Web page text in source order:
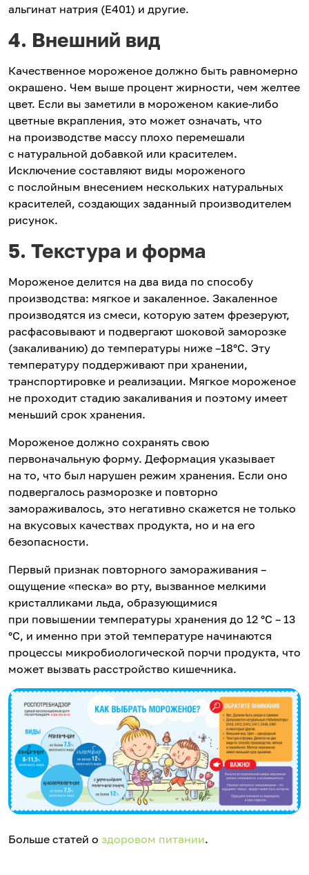
альгинат натрия (Е401) и другие.
4. Внешний вид
Качественное мороженое должно быть равномерно
окрашено. Чем выше процент жирности, чем желтее
цвет. Если вы заметили в мороженом какие-либо
цветные вкрапления, это может означать, что
на производстве массу плохо перемешали
с натуральной добавкой или красителем.
Исключение составляют виды мороженого
с послойным внесением нескольких натуральных
красителей, создающих заданный производителем
рисунок.
5. Текстура и форма
Мороженое делится на два вида по способу
производства: мягкое и закаленное. Закаленное
производятся из смеси, которую затем фрезеруют,
расфасовывают и подвергают шоковой заморозке
(закаливанию) до температуры ниже –18°С. Эту
температуру поддерживают при хранении,
транспортировке и реализации. Мягкое мороженое
не проходит стадию закаливания и поэтому имеет
меньший срок хранения.
Мороженое должно сохранять свою
первоначальную форму. Деформация указывает
на то, что был нарушен режим хранения. Если оно
подвергалось разморозке и повторно
замораживалось, это негативно скажется не только
на вкусовых качествах продукта, но и на его
безопасности.
Первый признак повторного замораживания –
ощущение «песка» во рту, вызванное мелкими
кристалликами льда, образующимися
при повышении температуры хранения до 12 °C – 13
°С, и именно при этой температуре начинаются
процессы микробиологической порчи продукта, что
может вызвать расстройство кишечника.
Больше статей о здоровом питании.